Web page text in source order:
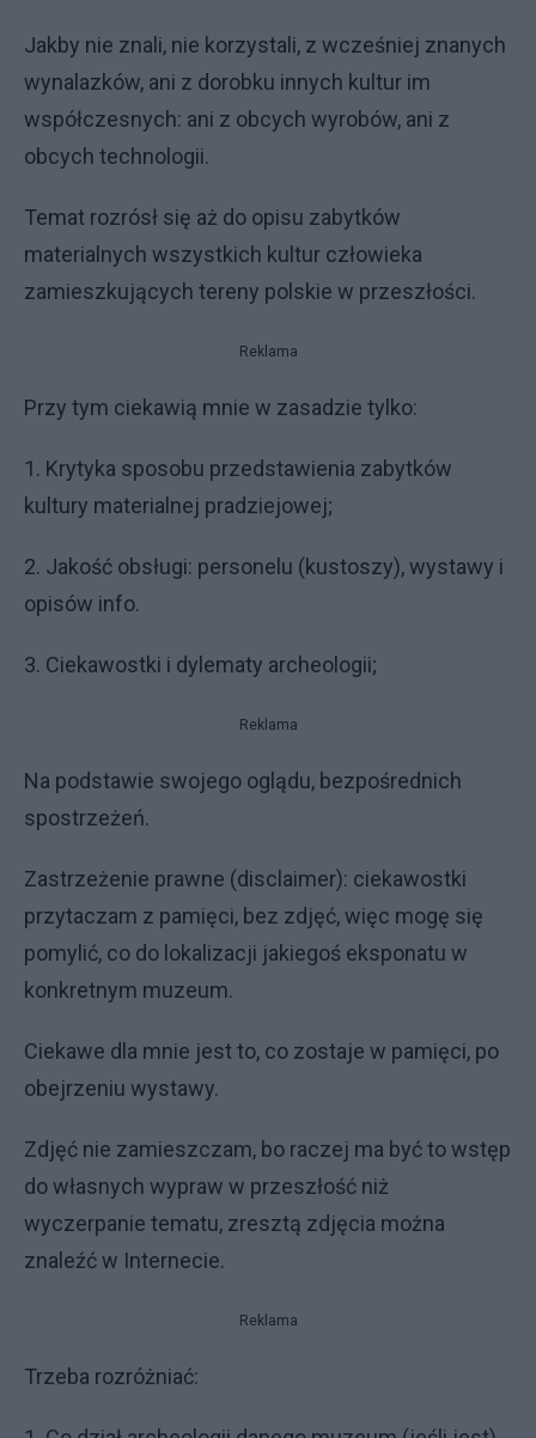
Jakby nie znali, nie korzystali, z wcześniej znanych
wynalazków, ani z dorobku innych kultur im
współczesnych: ani z obcych wyrobów, ani z
obcych technologii.
Temat rozrósł się aż do opisu zabytków
materialnych wszystkich kultur człowieka
zamieszkujących tereny polskie w przeszłości.
Reklama
Przy tym ciekawią mnie w zasadzie tylko:
1. Krytyka sposobu przedstawienia zabytków
kultury materialnej pradziejowej;
2. Jakość obsługi: personelu (kustoszy), wystawy i
opisów info.
3. Ciekawostki i dylematy archeologii;
Reklama
Na podstawie swojego oglądu, bezpośrednich
spostrzeżeń.
Zastrzeżenie prawne (disclaimer): ciekawostki
przytaczam z pamięci, bez zdjęć, więc mogę się
pomylić, co do lokalizacji jakiegoś eksponatu w
konkretnym muzeum.
Ciekawe dla mnie jest to, co zostaje w pamięci, po
obejrzeniu wystawy.
Zdjęć nie zamieszczam, bo raczej ma być to wstęp
do własnych wypraw w przeszłość niż
wyczerpanie tematu, zresztą zdjęcia można
znaleźć w Internecie.
Reklama
Trzeba rozróżniać: